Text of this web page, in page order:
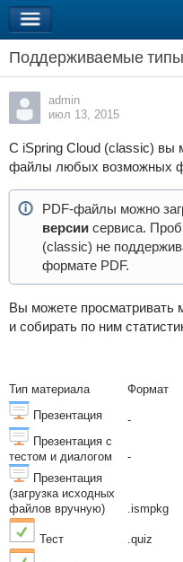
Поддерживаемые
admin
июл 13, 2015
С iSpring Cloud (classic) вы
файлы любых возможных
PDF-файлы можно
версиисервиса.
(classic) не
формате PDF.
Вы можете
и собирать по ним
Презентация -
Презентация с
тестом и диалогом
-
Презентация
(загрузка исходных
файлов вручную)
.ismpkg
Тест .quiz
Тип материала Формат